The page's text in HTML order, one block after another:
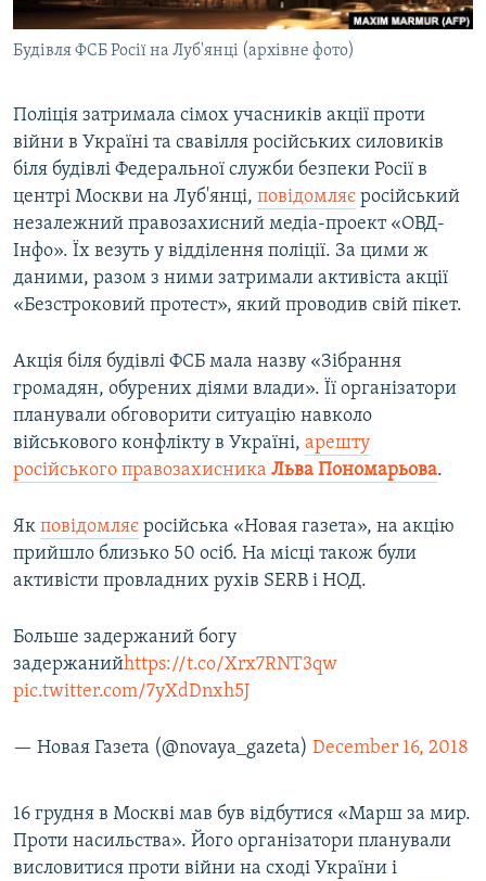
УКРАЇНСЬКА ПРОБЛЕМА КРИМУ
ІНФОГРАФІКА
ДОЛУЧАЙСЯ!
Усі сайти RFE/RL
Будівля ФСБ Росії на Луб'янці (архівне фото)
Поліція затримала сімох учасників акції проти
війни в Україні та свавілля російських силовиків
біля будівлі Федеральної служби безпеки Росії в
центрі Москви на Луб'янці, повідомляє російський
незалежний правозахисний медіа-проект «ОВД-
Інфо». Їх везуть у відділення поліції. За цими ж
даними, разом з ними затримали активіста акції
«Безстроковий протест», який проводив свій пікет.
Акція біля будівлі ФСБ мала назву «Зібрання
громадян, обурених діями влади». Її організатори
планували обговорити ситуацію навколо
військового конфлікту в Україні, арешту
російського правозахисника Льва Пономарьова.
Як повідомляє російська «Новая газета», на акцію
прийшло близько 50 осіб. На місці також були
активісти провладних рухів SERB і НОД.
Больше задержаний богу
задержанийhttps://t.co/Xrx7RNT3qw
pic.twitter.com/7yXdDnxh5J
— Новая Газета (@novaya_gazeta) December 16, 2018
16 грудня в Москві мав був відбутися «Марш за мир.
Проти насильства». Його організатори планували
висловитися проти війни на сході України і